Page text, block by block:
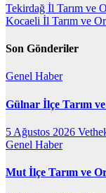
Yazı
gezinmesi
Tekirdağ İl Tarım ve
Kocaeli İl Tarım ve
Son Gönderiler
Genel Haber
Gülnar İlçe Tarım
5 Ağustos 2026
Genel Haber
Mut İlçe Tarım ve